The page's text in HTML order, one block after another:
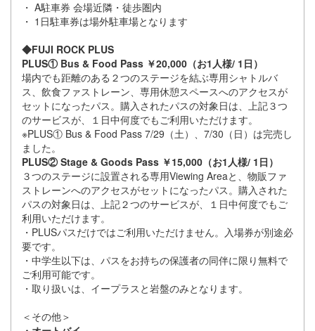
・ A駐車券 会場近隣・徒歩圏内
・ 1日駐車券は場外駐車場となります
◆FUJI ROCK PLUS
PLUS① Bus & Food Pass ￥20,000（お1人様/ 1日）
場内でも距離のある２つのステージを結ぶ専用シャトルバ
ス、飲食ファストレーン、専用休憩スペースへのアクセスが
セットになったパス。購入されたパスの対象日は、上記３つ
のサービスが、１日中何度でもご利用いただけます。
※PLUS① Bus & Food Pass 7/29（土）、7/30（日）は完売し
ました。
PLUS② Stage & Goods Pass ￥15,000（お1人様/ 1日）
３つのステージに設置される専用Viewing Areaと、物販ファ
ストレーンへのアクセスがセットになったパス。購入された
パスの対象日は、上記２つのサービスが、１日中何度でもご
利用いただけます。
・PLUSパスだけではご利用いただけません。入場券が別途必
要です。
・中学生以下は、パスをお持ちの保護者の同伴に限り無料で
ご利用可能です。
・取り扱いは、イープラスと岩盤のみとなります。
＜その他＞